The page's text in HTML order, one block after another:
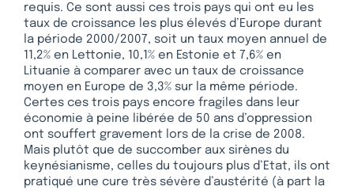
requis. Ce sont aussi ces trois pays qui ont eu les
taux de croissance les plus élevés d’Europe durant
la période 2000/2007, soit un taux moyen annuel de
11,2% en Lettonie, 10,1% en Estonie et 7,6% en
Lituanie à comparer avec un taux de croissance
moyen en Europe de 3,3% sur la même période.
Certes ces trois pays encore fragiles dans leur
économie à peine libérée de 50 ans d’oppression
ont souffert gravement lors de la crise de 2008.
Mais plutôt que de succomber aux sirènes du
keynésianisme, celles du toujours plus d’Etat, ils ont
pratiqué une cure très sévère d’austérité (à part la